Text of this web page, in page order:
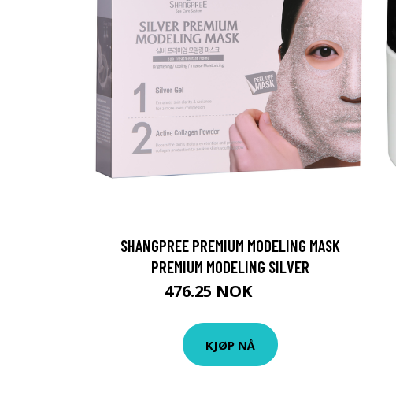
SHANGPREE PREMIUM MODELING MASK
PREMIUM MODELING SILVER
476.25 NOK
KJØP NÅ